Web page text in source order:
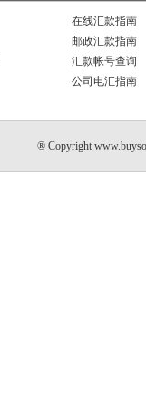
在线汇款指南
邮政汇款指南
汇款帐号查询
公司电汇指南
® Copyright